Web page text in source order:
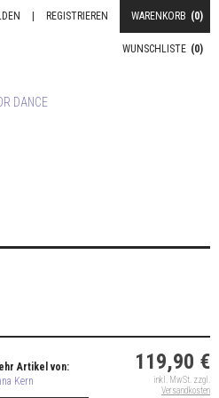
WARENKORB (0)
REGISTRIEREN
WUNSCHLISTE (0)
Artikel von:
Kern
119,90 €
inkl. MwSt. zzgl.
Versandkosten